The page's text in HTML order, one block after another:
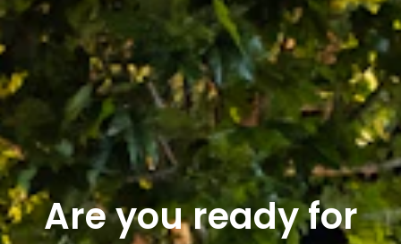
Are you ready for